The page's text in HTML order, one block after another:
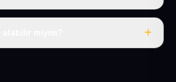
USD + KDV, her şey dahil.